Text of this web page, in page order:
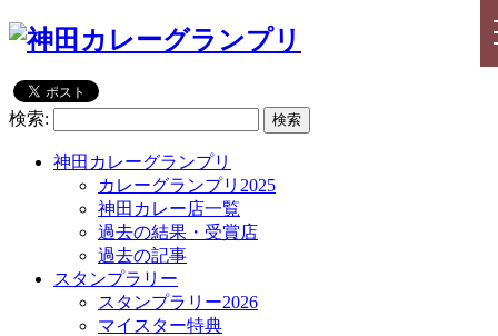
検索:
神田カレーグランプリ
カレーグランプリ2025
神田カレー店一覧
過去の結果・受賞店
過去の記事
スタンプラリー
スタンプラリー2026
マイスター特典